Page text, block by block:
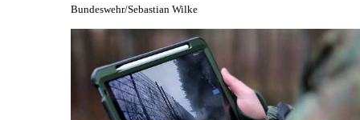
Bundeswehr/Sebastian Wilke